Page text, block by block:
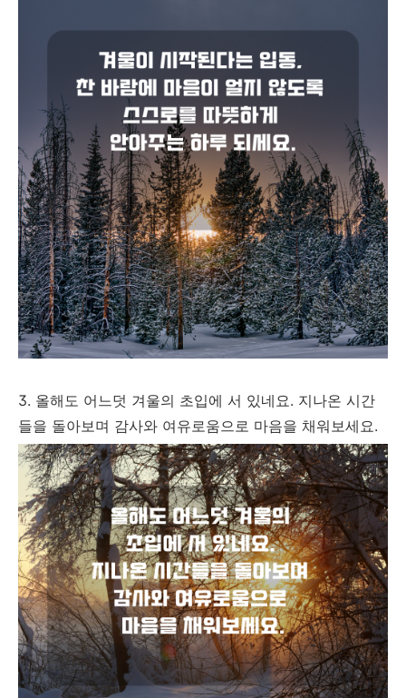
3. 올해도 어느덧 겨울의 초입에 서 있네요. 지나온 시간
들을 돌아보며 감사와 여유로움으로 마음을 채워보세요.